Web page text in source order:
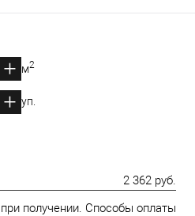
м2
уп.
2 362 руб.
получении. Способы оплаты